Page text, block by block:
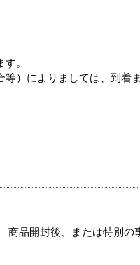
。
）によりましては、到着
商品開封後、または特別の